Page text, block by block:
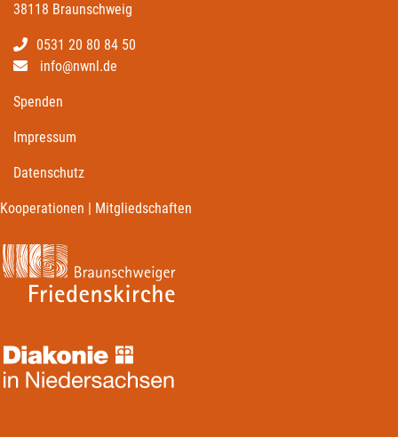
38118 Braunschweig
0531 20 80 84 50
info@nwnl.de
Spenden
Impressum
Datenschutz
Kooperationen | Mitgliedschaften